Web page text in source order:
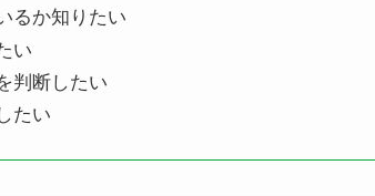
るか知りたい
い
判断したい
たい